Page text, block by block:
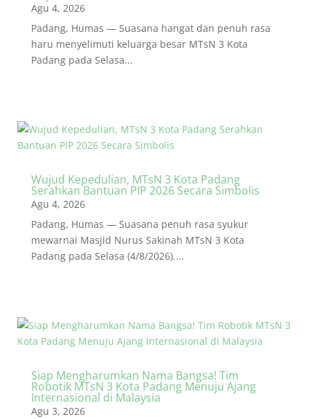
Agu 4, 2026
Padang, Humas — Suasana hangat dan penuh rasa
haru menyelimuti keluarga besar MTsN 3 Kota
Padang pada Selasa...
Wujud Kepedulian, MTsN 3 Kota Padang
Serahkan Bantuan PIP 2026 Secara Simbolis
Agu 4, 2026
Padang, Humas — Suasana penuh rasa syukur
mewarnai Masjid Nurus Sakinah MTsN 3 Kota
Padang pada Selasa (4/8/2026)....
Siap Mengharumkan Nama Bangsa! Tim
Robotik MTsN 3 Kota Padang Menuju Ajang
Internasional di Malaysia
Agu 3, 2026